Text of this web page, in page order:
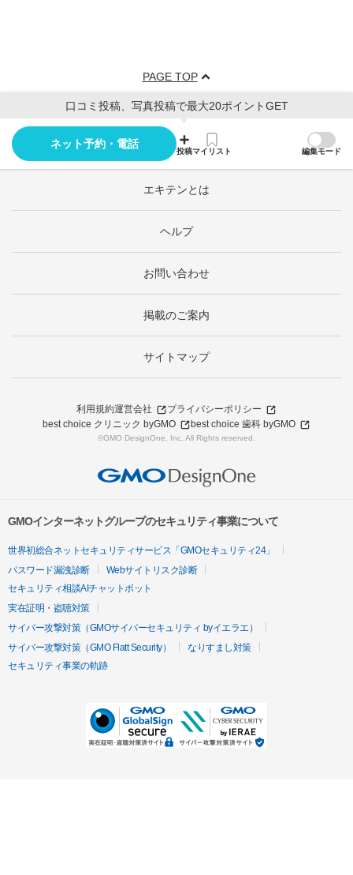
PAGE TOP
口コミ投稿、写真投稿で最大20ポイントGET
ネット予約・電話
投稿マイリスト 編集モード
エキテンとは
ヘルプ
お問い合わせ
掲載のご案内
サイトマップ
利用規約運営会社
プライバシーポリシー
best choice クリニック byGMO
best choice 歯科 byGMO
©GMO DesignOne, Inc. All Rights reserved.
GMOインターネットグループのセキュリティ事業について
世界初総合ネットセキュリティサービス「GMOセキュリティ24」
パスワード漏洩診断
Webサイトリスク診断
セキュリティ相談AIチャットボット
実在証明・盗聴対策
サイバー攻撃対策（GMOサイバーセキュリティ byイエラエ）
サイバー攻撃対策（GMO Flatt Security）
なりすまし対策
セキュリティ事業の軌跡